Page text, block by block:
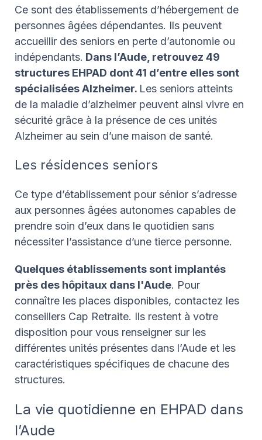
Ce sont des établissements d’hébergement de
personnes âgées dépendantes. Ils peuvent
accueillir des seniors en perte d’autonomie ou
indépendants. Dans l’Aude, retrouvez 49
structures EHPAD dont 41 d’entre elles sont
spécialisées Alzheimer. Les seniors atteints
de la maladie d’alzheimer peuvent ainsi vivre en
sécurité grâce à la présence de ces unités
Alzheimer au sein d’une maison de santé.
Les résidences seniors
Ce type d’établissement pour sénior s’adresse
aux personnes âgées autonomes capables de
prendre soin d’eux dans le quotidien sans
nécessiter l’assistance d’une tierce personne.
Quelques établissements sont implantés
près des hôpitaux dans l'Aude. Pour
connaître les places disponibles, contactez les
conseillers Cap Retraite. Ils restent à votre
disposition pour vous renseigner sur les
différentes unités présentes dans l’Aude et les
caractéristiques spécifiques de chacune des
structures.
La vie quotidienne en EHPAD dans
l’Aude